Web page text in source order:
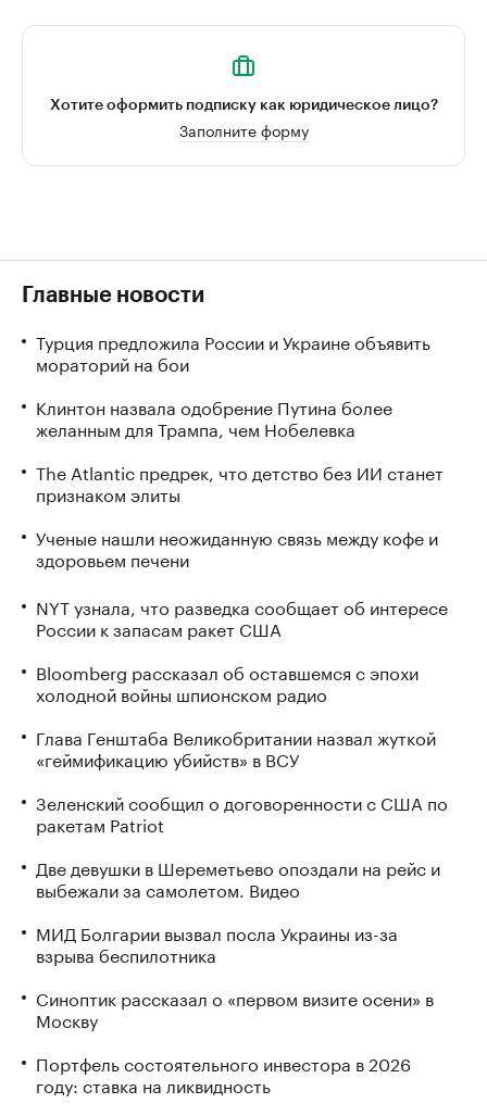
Хотите оформить подписку как юридическое лицо?
Заполните форму
Главные новости
Турция предложила России и Украине объявить
мораторий на бои
Клинтон назвала одобрение Путина более
желанным для Трампа, чем Нобелевка
The Atlantic предрек, что детство без ИИ станет
признаком элиты
Ученые нашли неожиданную связь между кофе и
здоровьем печени
NYT узнала, что разведка сообщает об интересе
России к запасам ракет США
Bloomberg рассказал об оставшемся с эпохи
холодной войны шпионском радио
Глава Генштаба Великобритании назвал жуткой
«геймификацию убийств» в ВСУ
Зеленский сообщил о договоренности с США по
ракетам Patriot
Две девушки в Шереметьево опоздали на рейс и
выбежали за самолетом. Видео
МИД Болгарии вызвал посла Украины из-за
взрыва беспилотника
Синоптик рассказал о «первом визите осени» в
Москву
Портфель состоятельного инвестора в 2026
году: ставка на ликвидность